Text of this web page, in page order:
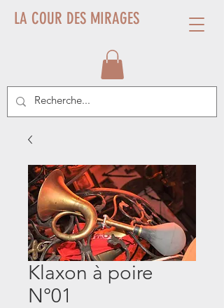
LA COUR DES MIRAGES
Klaxon à poire
N°01